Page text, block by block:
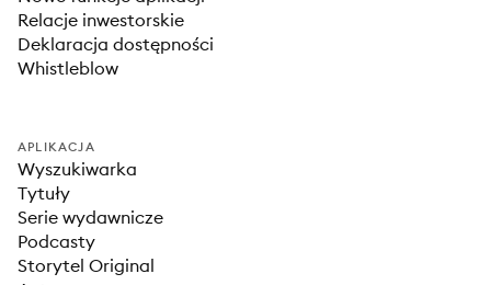
Relacje inwestorskie
Deklaracja dostępności
Whistleblow
APLIKACJA
Wyszukiwarka
Tytuły
Serie wydawnicze
Podcasty
Storytel Original